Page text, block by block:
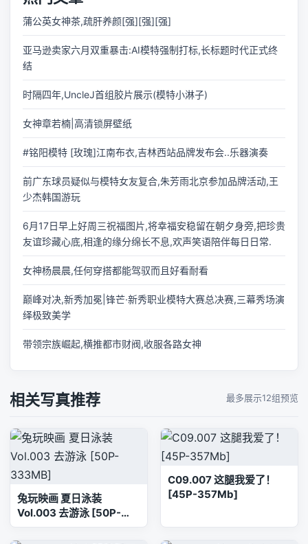
蒲公英女神茶,疏肝养颜[强][强][强]
亚马逊卖家六月双重暴击:AI模特强制打标,长标题时代正式终
结
时隔四年,UncleJ首组胶片展示(模特小淋子)
女神章若楠|高清锁屏壁纸
#铭阳模特 [玫瑰]江南布衣,吉林西站品牌发布会..乐器演奏
前广东球员疑似与模特女友复合,朱芳雨北京参加品牌活动,王
少杰韩国游玩
6月17日早上好周三祝福图片,将幸福安稳留在朝夕身旁,把珍贵
友谊珍藏心底,相逢的缘分绵长不息,欢声笑语陪伴每日日常.
女神杨晨晨,任何穿搭都能驾驭而且好看耐看
巅峰对决,新秀加冕|锋芒·新秀职业模特大赛总决赛,三幕秀场演
绎极致美学
带领宗族崛起,横推都市财阀,收服各路女神
相关写真推荐 最多展示12组预览
兔玩映画 夏日泳装
Vol.003 去游泳 [50P-
333MB]
C09.007 这腿我爱了！
[45P-357Mb]